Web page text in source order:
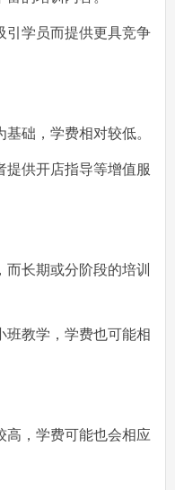
引学员而提供更具竞争
础，学费相对较低。
提供开店指导等增值服
长期或分阶段的培训
班教学，学费也可能相
高，学费可能也会相应